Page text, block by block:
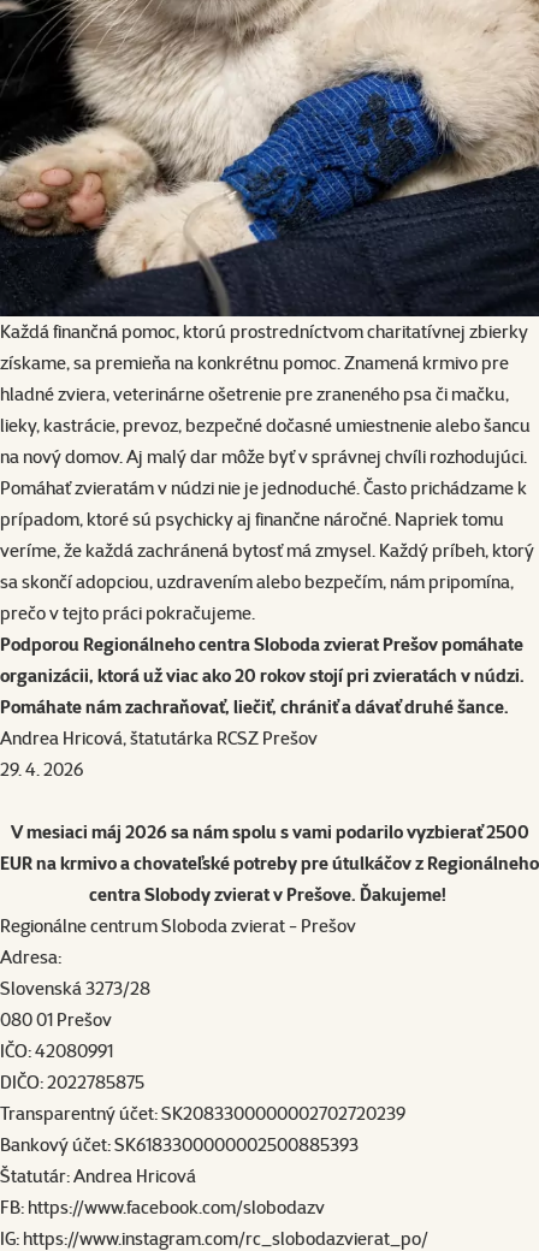
Každá finančná pomoc, ktorú prostredníctvom charitatívnej zbierky
získame, sa premieňa na konkrétnu pomoc. Znamená krmivo pre
hladné zviera, veterinárne ošetrenie pre zraneného psa či mačku,
lieky, kastrácie, prevoz, bezpečné dočasné umiestnenie alebo šancu
na nový domov. Aj malý dar môže byť v správnej chvíli rozhodujúci.
Pomáhať zvieratám v núdzi nie je jednoduché. Často prichádzame k
prípadom, ktoré sú psychicky aj finančne náročné. Napriek tomu
veríme, že každá zachránená bytosť má zmysel. Každý príbeh, ktorý
sa skončí adopciou, uzdravením alebo bezpečím, nám pripomína,
prečo v tejto práci pokračujeme.
Podporou Regionálneho centra Sloboda zvierat Prešov pomáhate
organizácii, ktorá už viac ako 20 rokov stojí pri zvieratách v núdzi.
Pomáhate nám zachraňovať, liečiť, chrániť a dávať druhé šance.
Andrea Hricová, štatutárka RCSZ Prešov
29. 4. 2026
V mesiaci máj 2026 sa nám spolu s vami podarilo vyzbierať 2500
EUR na krmivo a chovateľské potreby pre útulkáčov z Regionálneho
centra Slobody zvierat v Prešove. Ďakujeme!
Regionálne centrum Sloboda zvierat - Prešov
Adresa:
Slovenská 3273/28
080 01 Prešov
IČO: 42080991
DIČO: 2022785875
Transparentný účet: SK2083300000002702720239
Bankový účet: SK6183300000002500885393
Štatutár: Andrea Hricová
FB: https://www.facebook.com/slobodazv
IG: https://www.instagram.com/rc_slobodazvierat_po/